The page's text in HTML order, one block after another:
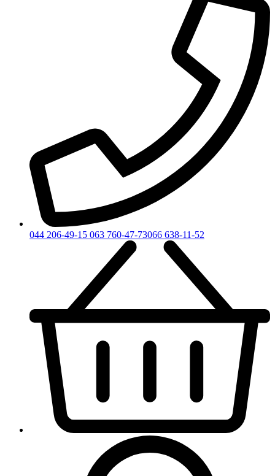
044 206-49-15 063 760-47-73066 638-11-52